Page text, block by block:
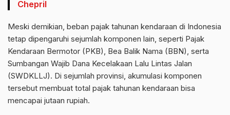
Chepril
Meski demikian, beban pajak tahunan kendaraan di Indonesia
tetap dipengaruhi sejumlah komponen lain, seperti Pajak
Kendaraan Bermotor (PKB), Bea Balik Nama (BBN), serta
Sumbangan Wajib Dana Kecelakaan Lalu Lintas Jalan
(SWDKLLJ). Di sejumlah provinsi, akumulasi komponen
tersebut membuat total pajak tahunan kendaraan bisa
mencapai jutaan rupiah.